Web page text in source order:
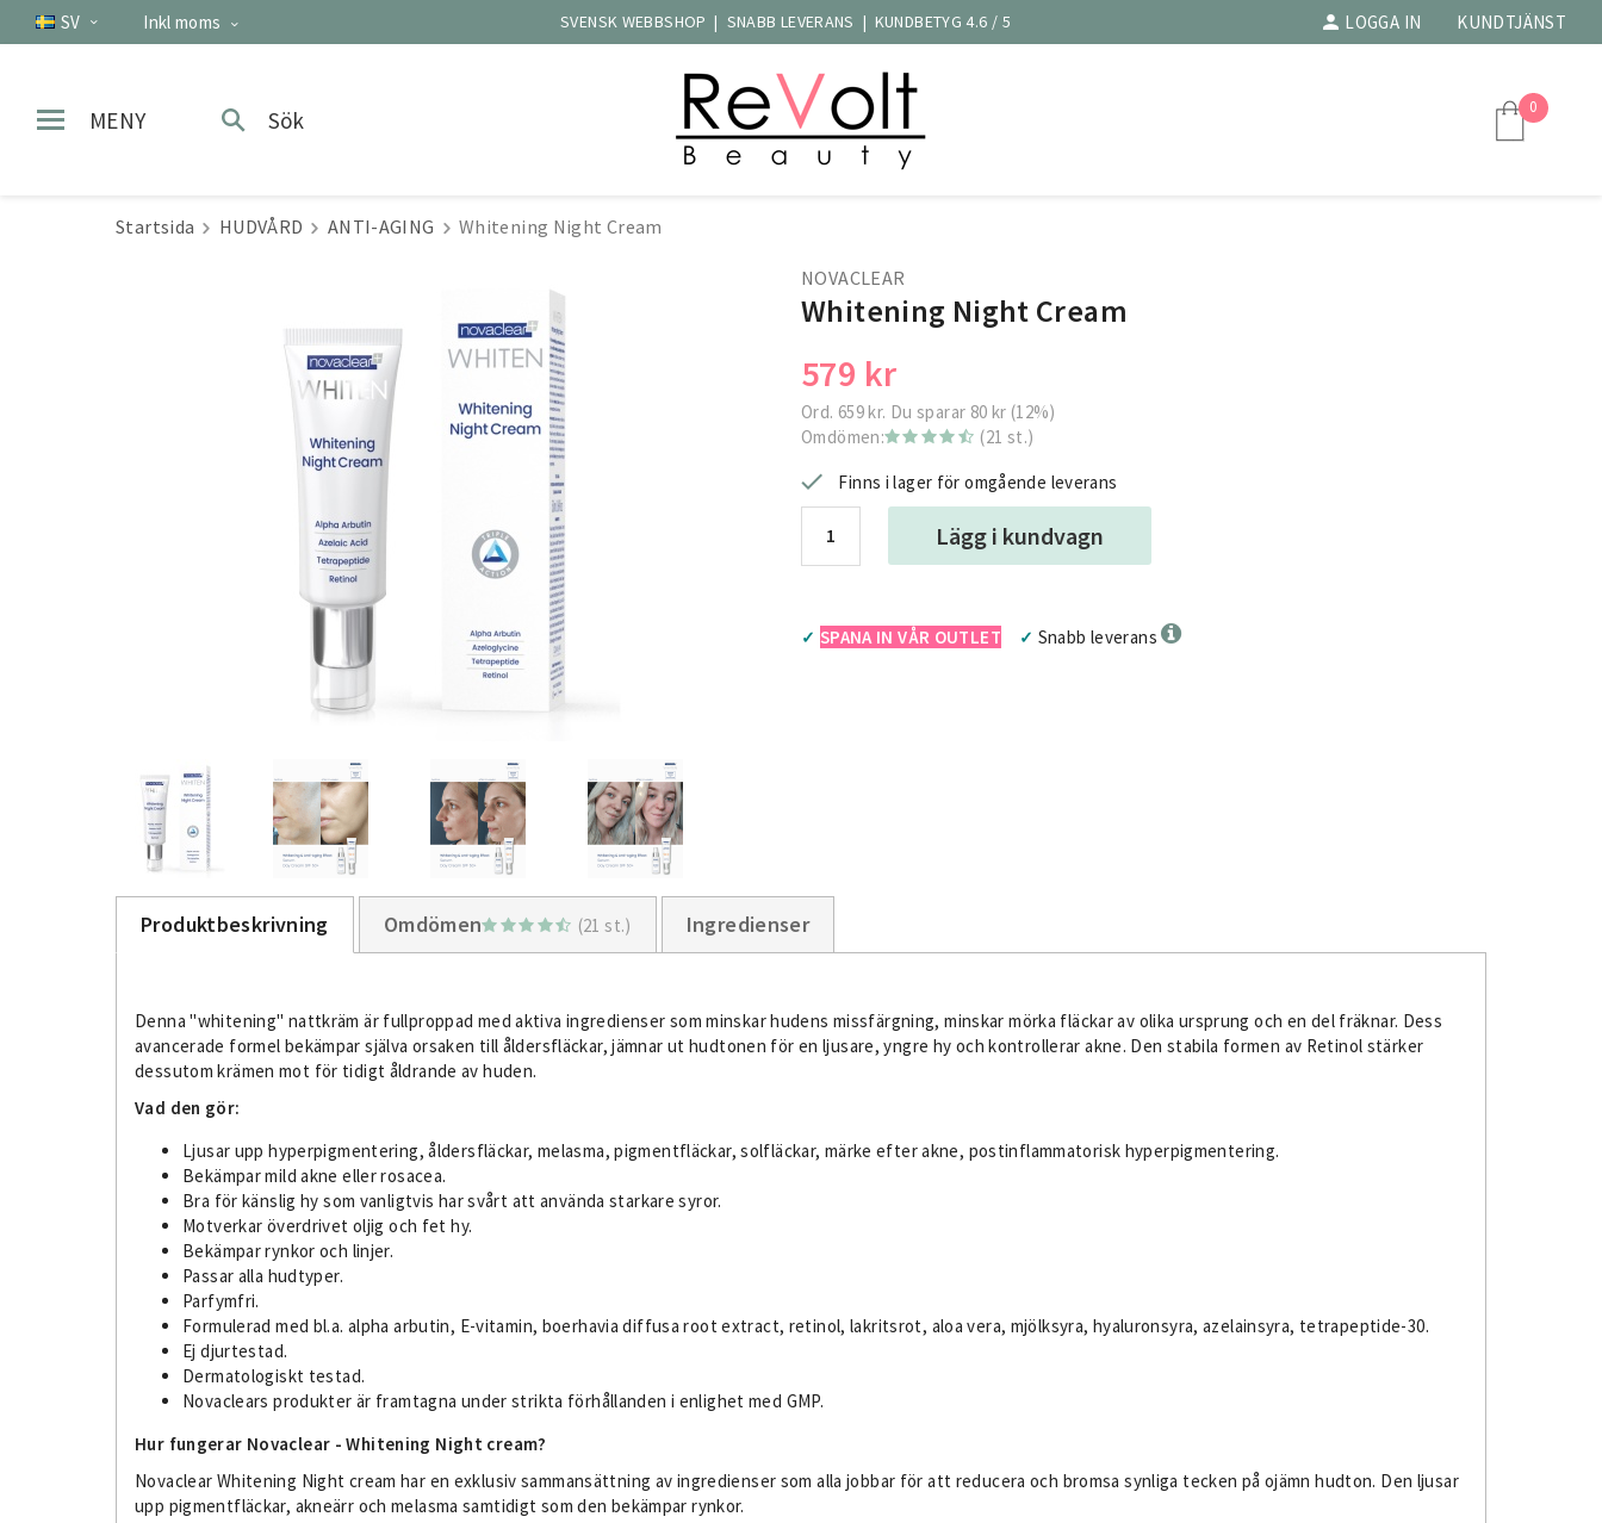
SV Inkl moms LOGGA IN KUNDTJÄNST
SVENSK WEBBSHOP | SNABB LEVERANS | KUNDBETYG 4.6 / 5
MENY Sök 0
Startsida HUDVÅRD ANTI-AGING Whitening Night Cream
NOVACLEAR
Whitening Night Cream
579 kr
Ord. 659 kr. Du sparar 80 kr (12%)
Omdömen:
(21 st.)
Finns i lager för omgående leverans
Lägg i kundvagn
✓ SPANA IN VÅR OUTLET ✓ Snabb leverans
Produktbeskrivning Omdömen (21 st.) Ingredienser
Denna "whitening" nattkräm är fullproppad med aktiva ingredienser som minskar hudens missfärgning, minskar mörka fläckar av olika ursprung och en del fräknar. Dess
avancerade formel bekämpar själva orsaken till åldersfläckar, jämnar ut hudtonen för en ljusare, yngre hy och kontrollerar akne. Den stabila formen av Retinol stärker
dessutom krämen mot för tidigt åldrande av huden.
Vad den gör:
Ljusar upp hyperpigmentering, åldersfläckar, melasma, pigmentfläckar, solfläckar, märke efter akne, postinflammatorisk hyperpigmentering.
Bekämpar mild akne eller rosacea.
Bra för känslig hy som vanligtvis har svårt att använda starkare syror.
Motverkar överdrivet oljig och fet hy.
Bekämpar rynkor och linjer.
Passar alla hudtyper.
Parfymfri.
Formulerad med bl.a. alpha arbutin, E-vitamin, boerhavia diffusa root extract, retinol, lakritsrot, aloa vera, mjölksyra, hyaluronsyra, azelainsyra, tetrapeptide-30.
Ej djurtestad.
Dermatologiskt testad.
Novaclears produkter är framtagna under strikta förhållanden i enlighet med GMP.
Hur fungerar Novaclear - Whitening Night cream?
Novaclear Whitening Night cream har en exklusiv sammansättning av ingredienser som alla jobbar för att reducera och bromsa synliga tecken på ojämn hudton. Den ljusar
upp pigmentfläckar, akneärr och melasma samtidigt som den bekämpar rynkor.